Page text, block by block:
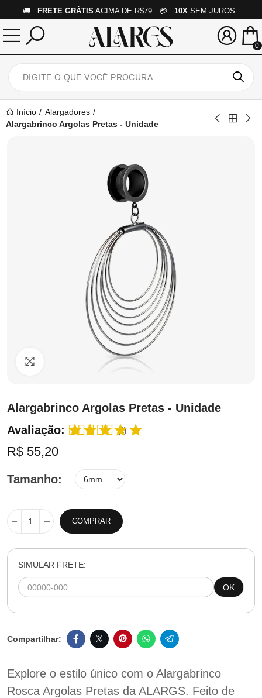
🚚 FRETE GRÁTIS ACIMA DE R$79 💳 10X SEM JUROS
0
Início
Alargadores
Alargabrinco Argolas Pretas - Unidade
Clique para ampliar
Alargabrinco Argolas Pretas - Unidade
Avaliação:
(1)
R$ 55,20
Tamanho
COMPRAR
SIMULAR FRETE:
OK
Explore o estilo único com o Alargabrinco
Rosca Argolas Pretas da ALARGS. Feito de